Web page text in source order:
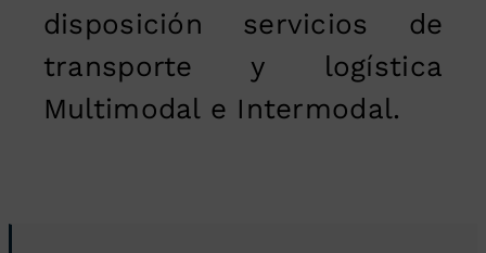
disposición servicios de
transporte y logística
Multimodal e Intermodal.